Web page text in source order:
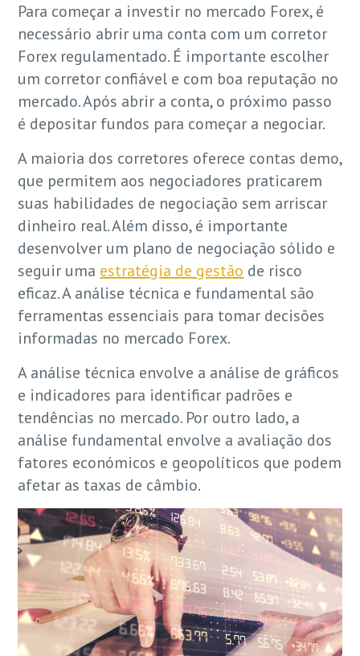
Para começar a investir no mercado Forex, é
necessário abrir uma conta com um corretor
Forex regulamentado. É importante escolher
um corretor confiável e com boa reputação no
mercado. Após abrir a conta, o próximo passo
é depositar fundos para começar a negociar.
A maioria dos corretores oferece contas demo,
que permitem aos negociadores praticarem
suas habilidades de negociação sem arriscar
dinheiro real. Além disso, é importante
desenvolver um plano de negociação sólido e
seguir uma estratégia de gestão de risco
eficaz. A análise técnica e fundamental são
ferramentas essenciais para tomar decisões
informadas no mercado Forex.
A análise técnica envolve a análise de gráficos
e indicadores para identificar padrões e
tendências no mercado. Por outro lado, a
análise fundamental envolve a avaliação dos
fatores económicos e geopolíticos que podem
afetar as taxas de câmbio.